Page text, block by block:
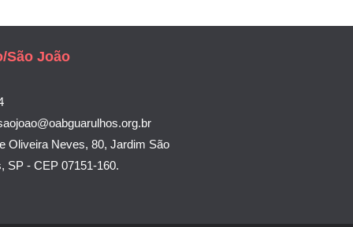
São João
Oliveira Neves, 80, Jardim São
SP - CEP 07151-160.